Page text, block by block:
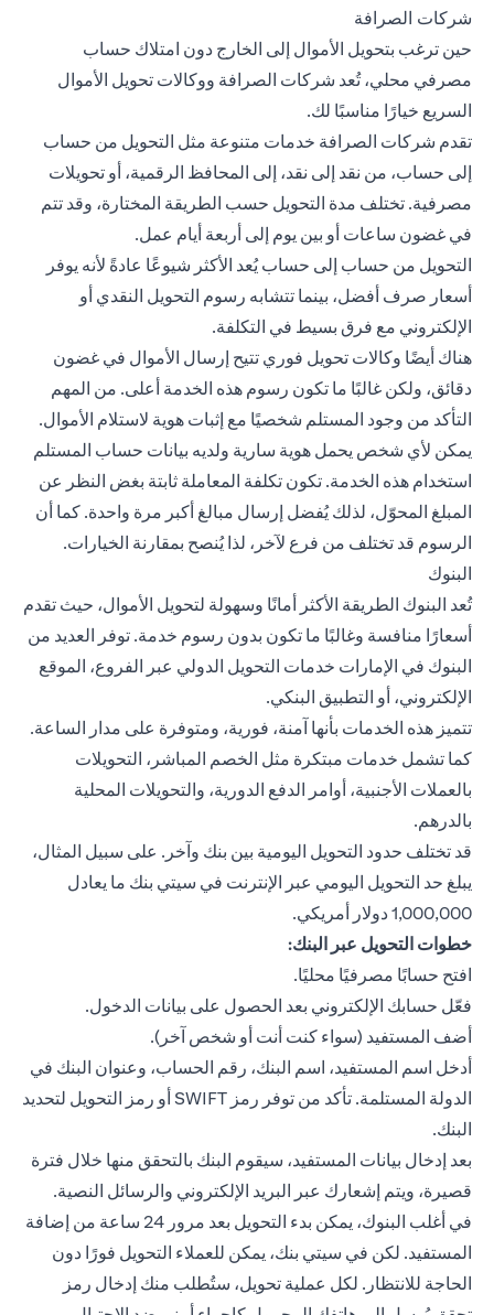
شركات الصرافة
حين ترغب بتحويل الأموال إلى الخارج دون امتلاك حساب
مصرفي محلي، تُعد شركات الصرافة ووكالات تحويل الأموال
السريع خيارًا مناسبًا لك.
تقدم شركات الصرافة خدمات متنوعة مثل التحويل من حساب
إلى حساب، من نقد إلى نقد، إلى المحافظ الرقمية، أو تحويلات
مصرفية. تختلف مدة التحويل حسب الطريقة المختارة، وقد تتم
في غضون ساعات أو بين يوم إلى أربعة أيام عمل.
التحويل من حساب إلى حساب يُعد الأكثر شيوعًا عادةً لأنه يوفر
أسعار صرف أفضل، بينما تتشابه رسوم التحويل النقدي أو
الإلكتروني مع فرق بسيط في التكلفة.
هناك أيضًا وكالات تحويل فوري تتيح إرسال الأموال في غضون
دقائق، ولكن غالبًا ما تكون رسوم هذه الخدمة أعلى. من المهم
التأكد من وجود المستلم شخصيًا مع إثبات هوية لاستلام الأموال.
يمكن لأي شخص يحمل هوية سارية ولديه بيانات حساب المستلم
استخدام هذه الخدمة. تكون تكلفة المعاملة ثابتة بغض النظر عن
المبلغ المحوّل، لذلك يُفضل إرسال مبالغ أكبر مرة واحدة. كما أن
الرسوم قد تختلف من فرع لآخر، لذا يُنصح بمقارنة الخيارات.
البنوك
تُعد البنوك الطريقة الأكثر أمانًا وسهولة لتحويل الأموال، حيث تقدم
أسعارًا منافسة وغالبًا ما تكون بدون رسوم خدمة. توفر العديد من
البنوك في الإمارات خدمات التحويل الدولي عبر الفروع، الموقع
الإلكتروني، أو التطبيق البنكي.
تتميز هذه الخدمات بأنها آمنة، فورية، ومتوفرة على مدار الساعة.
كما تشمل خدمات مبتكرة مثل الخصم المباشر، التحويلات
بالعملات الأجنبية، أوامر الدفع الدورية، والتحويلات المحلية
بالدرهم.
قد تختلف حدود التحويل اليومية بين بنك وآخر. على سبيل المثال،
يبلغ حد التحويل اليومي عبر الإنترنت في سيتي بنك ما يعادل
1,000,000 دولار أمريكي.
خطوات التحويل عبر البنك:
افتح حسابًا مصرفيًا محليًا.
فعّل حسابك الإلكتروني بعد الحصول على بيانات الدخول.
أضف المستفيد (سواء كنت أنت أو شخص آخر).
أدخل اسم المستفيد، اسم البنك، رقم الحساب، وعنوان البنك في
الدولة المستلمة. تأكد من توفر رمز SWIFT أو رمز التحويل لتحديد
البنك.
بعد إدخال بيانات المستفيد، سيقوم البنك بالتحقق منها خلال فترة
قصيرة، ويتم إشعارك عبر البريد الإلكتروني والرسائل النصية.
في أغلب البنوك، يمكن بدء التحويل بعد مرور 24 ساعة من إضافة
المستفيد. لكن في سيتي بنك، يمكن للعملاء التحويل فورًا دون
الحاجة للانتظار. لكل عملية تحويل، ستُطلب منك إدخال رمز